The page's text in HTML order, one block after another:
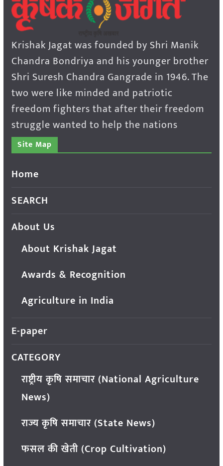
Krishak Jagat was founded by Shri Manik
Chandra Bondriya and his younger brother
Shri Suresh Chandra Gangrade in 1946. The
two were like minded and patriotic
freedom fighters that after their freedom
struggle wanted to help the nations
Site Map
Home
SEARCH
About Us
About Krishak Jagat
Awards & Recognition
Agriculture in India
E-paper
CATEGORY
राष्ट्रीय कृषि समाचार (National Agriculture
News)
राज्य कृषि समाचार (State News)
फसल की खेती (Crop Cultivation)